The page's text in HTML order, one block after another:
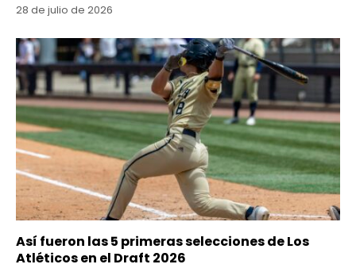
28 de julio de 2026
Así fueron las 5 primeras selecciones de Los
Atléticos en el Draft 2026